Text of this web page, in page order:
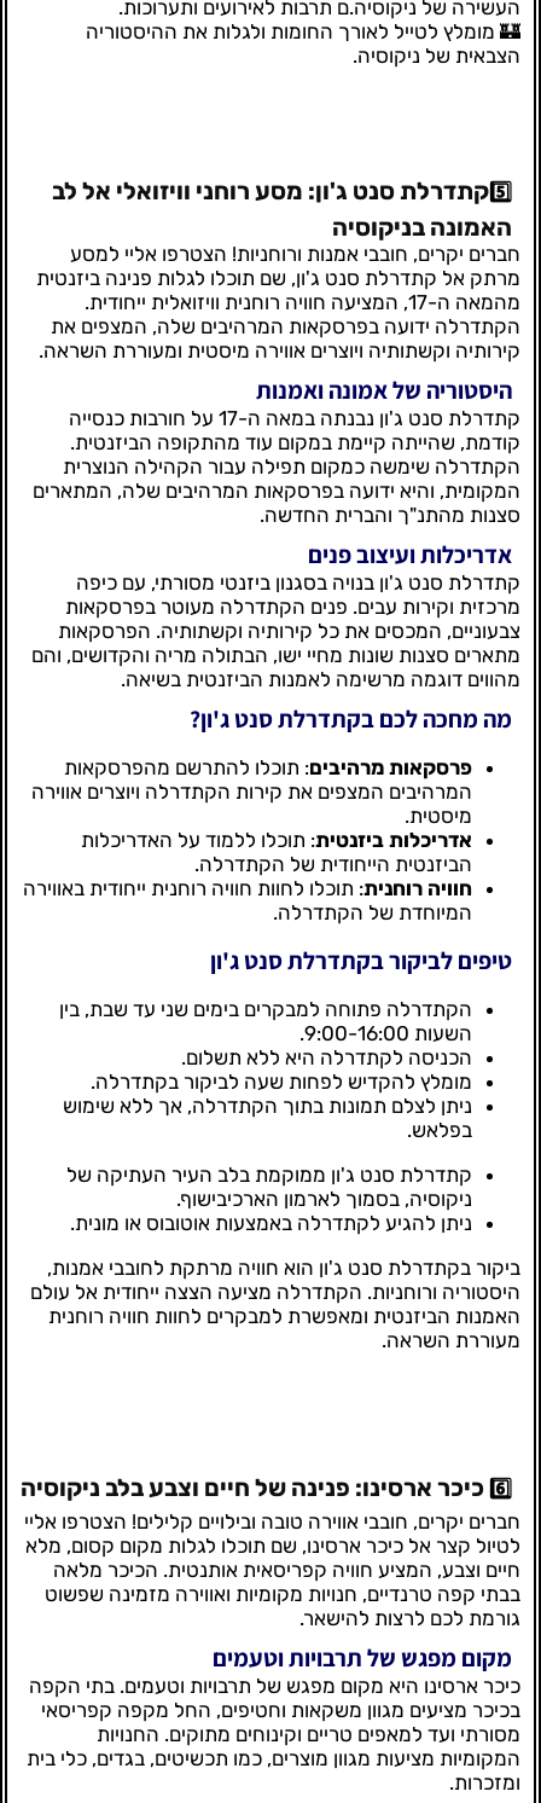
העשירה של ניקוסיה.ם תרבות לאירועים ותערוכות.
🏰 מומלץ לטייל לאורך החומות ולגלות את ההיסטוריה
הצבאית של ניקוסיה.
5️⃣ קתדרלת סנט ג'ון: מסע רוחני וויזואלי אל לב
האמונה בניקוסיה
חברים יקרים, חובבי אמנות ורוחניות! הצטרפו אליי למסע
מרתק אל קתדרלת סנט ג'ון, שם תוכלו לגלות פנינה ביזנטית
מהמאה ה-17, המציעה חוויה רוחנית וויזואלית ייחודית.
הקתדרלה ידועה בפרסקאות המרהיבים שלה, המצפים את
קירותיה וקשתותיה ויוצרים אווירה מיסטית ומעוררת השראה.
היסטוריה של אמונה ואמנות
קתדרלת סנט ג'ון נבנתה במאה ה-17 על חורבות כנסייה
קודמת, שהייתה קיימת במקום עוד מהתקופה הביזנטית.
הקתדרלה שימשה כמקום תפילה עבור הקהילה הנוצרית
המקומית, והיא ידועה בפרסקאות המרהיבים שלה, המתארים
סצנות מהתנ"ך והברית החדשה.
אדריכלות ועיצוב פנים
קתדרלת סנט ג'ון בנויה בסגנון ביזנטי מסורתי, עם כיפה
מרכזית וקירות עבים. פנים הקתדרלה מעוטר בפרסקאות
צבעוניים, המכסים את כל קירותיה וקשתותיה. הפרסקאות
מתארים סצנות שונות מחיי ישו, הבתולה מריה והקדושים, והם
מהווים דוגמה מרשימה לאמנות הביזנטית בשיאה.
מה מחכה לכם בקתדרלת סנט ג'ון?
פרסקאות מרהיבים: תוכלו להתרשם מהפרסקאות
המרהיבים המצפים את קירות הקתדרלה ויוצרים אווירה
מיסטית.
אדריכלות ביזנטית: תוכלו ללמוד על האדריכלות
הביזנטית הייחודית של הקתדרלה.
חוויה רוחנית: תוכלו לחוות חוויה רוחנית ייחודית באווירה
המיוחדת של הקתדרלה.
טיפים לביקור בקתדרלת סנט ג'ון
הקתדרלה פתוחה למבקרים בימים שני עד שבת, בין
השעות 9:00-16:00.
הכניסה לקתדרלה היא ללא תשלום.
מומלץ להקדיש לפחות שעה לביקור בקתדרלה.
ניתן לצלם תמונות בתוך הקתדרלה, אך ללא שימוש
בפלאש.
קתדרלת סנט ג'ון ממוקמת בלב העיר העתיקה של
ניקוסיה, בסמוך לארמון הארכיבישוף.
ניתן להגיע לקתדרלה באמצעות אוטובוס או מונית.
ביקור בקתדרלת סנט ג'ון הוא חוויה מרתקת לחובבי אמנות,
היסטוריה ורוחניות. הקתדרלה מציעה הצצה ייחודית אל עולם
האמנות הביזנטית ומאפשרת למבקרים לחוות חוויה רוחנית
מעוררת השראה.
6️⃣ כיכר ארסינו: פנינה של חיים וצבע בלב ניקוסיה
חברים יקרים, חובבי אווירה טובה ובילויים קלילים! הצטרפו אליי
לטיול קצר אל כיכר ארסינו, שם תוכלו לגלות מקום קסום, מלא
חיים וצבע, המציע חוויה קפריסאית אותנטית. הכיכר מלאה
בבתי קפה טרנדיים, חנויות מקומיות ואווירה מזמינה שפשוט
גורמת לכם לרצות להישאר.
מקום מפגש של תרבויות וטעמים
כיכר ארסינו היא מקום מפגש של תרבויות וטעמים. בתי הקפה
בכיכר מציעים מגוון משקאות וחטיפים, החל מקפה קפריסאי
מסורתי ועד למאפים טריים וקינוחים מתוקים. החנויות
המקומיות מציעות מגוון מוצרים, כמו תכשיטים, בגדים, כלי בית
ומזכרות.